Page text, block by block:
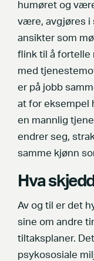
humøret og
være, avgjøres i
ansikter som
flink til å fortelle
med
er på jobb
at for eksempel
en mannlig
endrer seg,
samme kjønn
Hva
Av og til er det
sine om andre
tiltaksplaner.
psykososiale